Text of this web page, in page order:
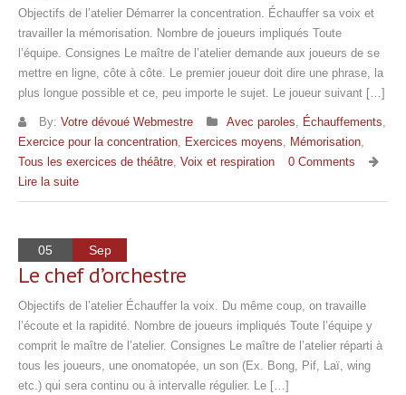
Objectifs de l’atelier Démarrer la concentration. Échauffer sa voix et
travailler la mémorisation. Nombre de joueurs impliqués Toute
l’équipe. Consignes Le maître de l’atelier demande aux joueurs de se
mettre en ligne, côte à côte. Le premier joueur doit dire une phrase, la
plus longue possible et ce, peu importe le sujet. Le joueur suivant […]
By: Votre dévoué Webmestre Avec paroles, Échauffements,
Exercice pour la concentration, Exercices moyens, Mémorisation,
Tous les exercices de théâtre, Voix et respiration
0 Comments
Lire la suite
05 Sep
Le chef d’orchestre
Objectifs de l’atelier Échauffer la voix. Du même coup, on travaille
l’écoute et la rapidité. Nombre de joueurs impliqués Toute l’équipe y
comprit le maître de l’atelier. Consignes Le maître de l’atelier réparti à
tous les joueurs, une onomatopée, un son (Ex. Bong, Pif, Laï, wing
etc.) qui sera continu ou à intervalle régulier. Le […]